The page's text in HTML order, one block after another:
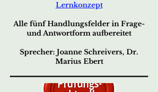
Lernkonzept
Alle fünf Handlungsfelder in Frage-
und Antwortform aufbereitet
Sprecher: Joanne Schreivers, Dr.
Marius Ebert